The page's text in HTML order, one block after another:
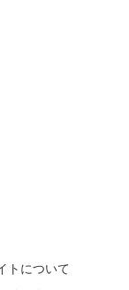
トについて